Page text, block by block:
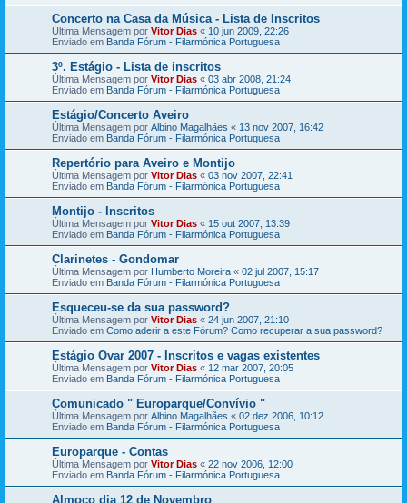
Concerto na Casa da Música - Lista de Inscritos
Última Mensagem por Vitor Dias « 10 jun 2009, 22:26
Enviado em Banda Fórum - Filarmónica Portuguesa
3º. Estágio - Lista de inscritos
Última Mensagem por Vitor Dias « 03 abr 2008, 21:24
Enviado em Banda Fórum - Filarmónica Portuguesa
Estágio/Concerto Aveiro
Última Mensagem por Albino Magalhães « 13 nov 2007, 16:42
Enviado em Banda Fórum - Filarmónica Portuguesa
Repertório para Aveiro e Montijo
Última Mensagem por Vitor Dias « 03 nov 2007, 22:41
Enviado em Banda Fórum - Filarmónica Portuguesa
Montijo - Inscritos
Última Mensagem por Vitor Dias « 15 out 2007, 13:39
Enviado em Banda Fórum - Filarmónica Portuguesa
Clarinetes - Gondomar
Última Mensagem por Humberto Moreira « 02 jul 2007, 15:17
Enviado em Banda Fórum - Filarmónica Portuguesa
Esqueceu-se da sua password?
Última Mensagem por Vitor Dias « 24 jun 2007, 21:10
Enviado em Como aderir a este Fórum? Como recuperar a sua password?
Estágio Ovar 2007 - Inscritos e vagas existentes
Última Mensagem por Vitor Dias « 12 mar 2007, 20:05
Enviado em Banda Fórum - Filarmónica Portuguesa
Comunicado " Europarque/Convívio "
Última Mensagem por Albino Magalhães « 02 dez 2006, 10:12
Enviado em Banda Fórum - Filarmónica Portuguesa
Europarque - Contas
Última Mensagem por Vitor Dias « 22 nov 2006, 12:00
Enviado em Banda Fórum - Filarmónica Portuguesa
Almoço dia 12 de Novembro